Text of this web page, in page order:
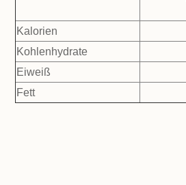
Kalorien
Kohlenhydrate
Eiweiß
Fett